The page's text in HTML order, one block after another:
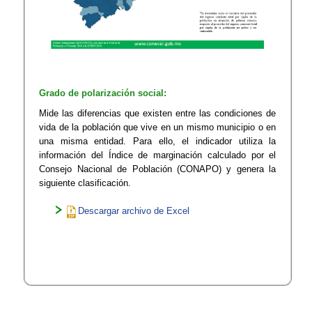
Grado de polarización social:
Mide las diferencias que existen entre las condiciones de
vida de la población que vive en un mismo municipio o en
una misma entidad. Para ello, el indicador utiliza la
información del Índice de marginación calculado por el
Consejo Nacional de Población (CONAPO) y genera la
siguiente clasificación.
Descargar archivo de Excel